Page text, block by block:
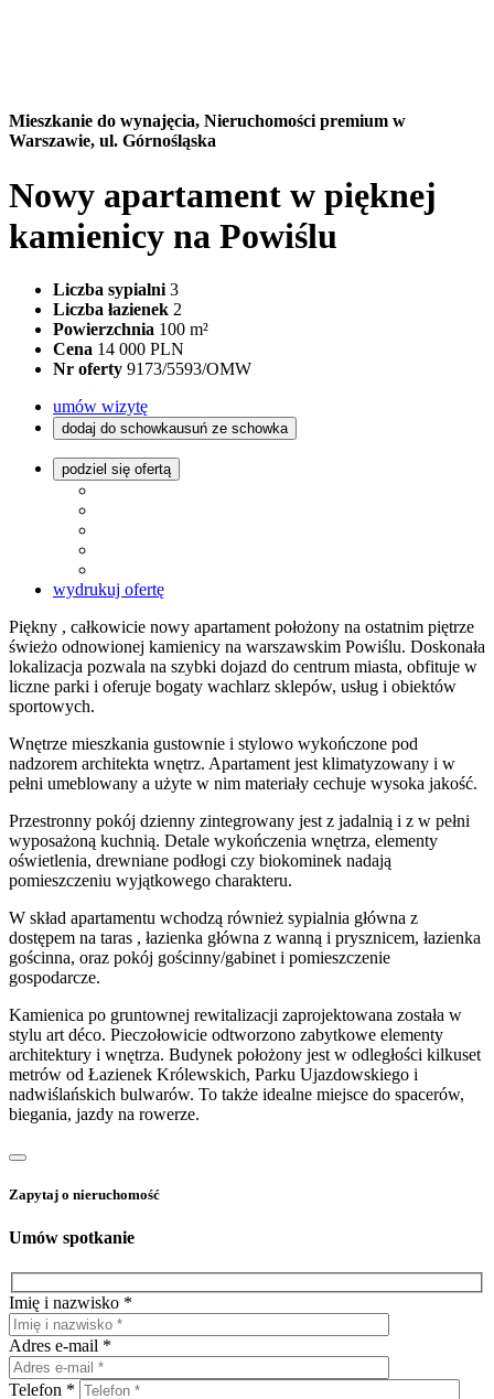
Mieszkanie do wynajęcia, Nieruchomości premium w
Warszawie, ul. Górnośląska
Nowy apartament w pięknej
kamienicy na Powiślu
Liczba sypialni 3
Liczba łazienek 2
Powierzchnia 100 m²
Cena 14 000 PLN
Nr oferty 9173/5593/OMW
umów wizytę
dodaj do schowkausuń ze schowka
podziel się ofertą
wydrukuj ofertę
Piękny , całkowicie nowy apartament położony na ostatnim piętrze
świeżo odnowionej kamienicy na warszawskim Powiślu. Doskonała
lokalizacja pozwala na szybki dojazd do centrum miasta, obfituje w
liczne parki i oferuje bogaty wachlarz sklepów, usług i obiektów
sportowych.
Wnętrze mieszkania gustownie i stylowo wykończone pod
nadzorem architekta wnętrz. Apartament jest klimatyzowany i w
pełni umeblowany a użyte w nim materiały cechuje wysoka jakość.
Przestronny pokój dzienny zintegrowany jest z jadalnią i z w pełni
wyposażoną kuchnią. Detale wykończenia wnętrza, elementy
oświetlenia, drewniane podłogi czy biokominek nadają
pomieszczeniu wyjątkowego charakteru.
W skład apartamentu wchodzą również sypialnia główna z
dostępem na taras , łazienka główna z wanną i prysznicem, łazienka
gościnna, oraz pokój gościnny/gabinet i pomieszczenie
gospodarcze.
Kamienica po gruntownej rewitalizacji zaprojektowana została w
stylu art déco. Pieczołowicie odtworzono zabytkowe elementy
architektury i wnętrza. Budynek położony jest w odległości kilkuset
metrów od Łazienek Królewskich, Parku Ujazdowskiego i
nadwiślańskich bulwarów. To także idealne miejsce do spacerów,
biegania, jazdy na rowerze.
Zapytaj o nieruchomość
Umów spotkanie
Imię i nazwisko *
Adres e-mail *
Telefon *